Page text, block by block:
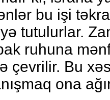
bu işi
tutulurlar.
ruhuna
çevrilir. Bu
ona